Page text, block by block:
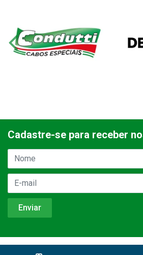
Cadastre-se para receber